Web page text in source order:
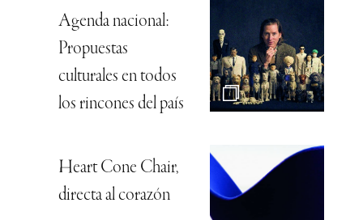
Agenda nacional:
Propuestas
culturales en todos
los rincones del país
Heart Cone Chair,
directa al corazón